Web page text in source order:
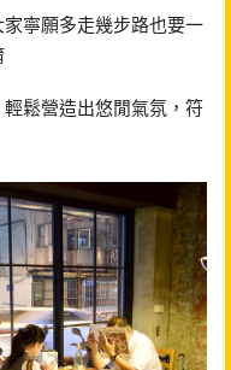
寧願多走幾步路也要一
鬆營造出悠閒氣氛，符